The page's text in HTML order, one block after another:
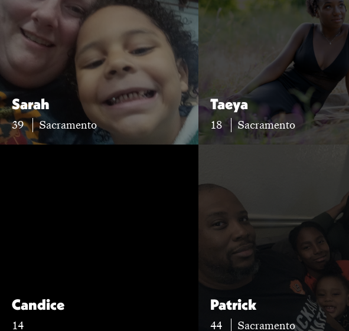
Sarah
39
Sacramento
Taeya
18
Sacramento
Candice
14
Patrick
44
Sacramento